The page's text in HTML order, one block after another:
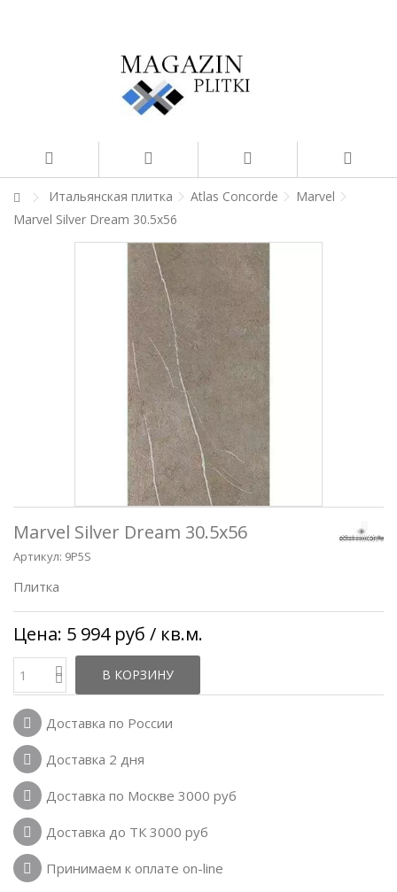
Итальянская плитка Atlas Concorde
Marvel
Marvel Silver Dream 30.5x56
Marvel Silver Dream 30.5x56
Артикул: 9P5S
Плитка
Цена: 5 994 руб / кв.м.
В КОРЗИНУ
Доставка по России
Доставка 2 дня
Доставка по Москве 3000 руб
Доставка до ТК 3000 руб
Принимаем к оплате on-line